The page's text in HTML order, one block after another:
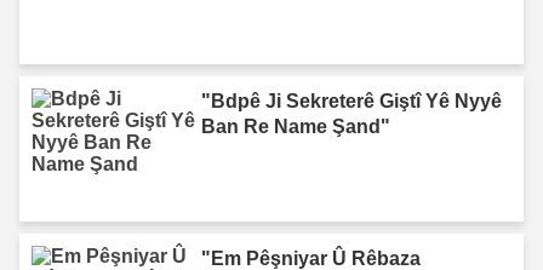
"Bdpê Ji Sekreterê Giştî Yê Nyyê
Ban Re Name Şand"
"Em Pêşniyar Û Rêbaza